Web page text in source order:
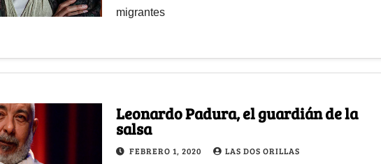
migrantes
Leonardo Padura, el guardián de la
salsa
FEBRERO 1, 2020 LAS DOS ORILLAS